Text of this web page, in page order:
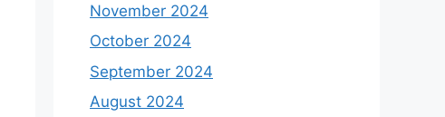
November 2024
October 2024
September 2024
August 2024